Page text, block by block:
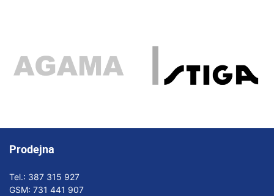
Prodejna
Tel.: 387 315 927
GSM: 731 441 907